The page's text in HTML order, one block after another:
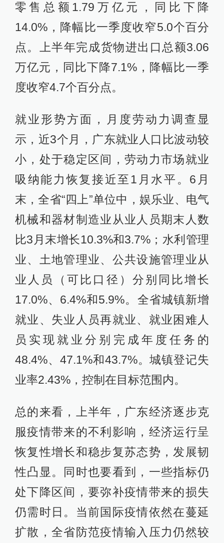
零售总额1.79万亿元，同比下降
14.0%，降幅比一季度收窄5.0个百分
点。上半年完成货物进出口总额3.06
万亿元，同比下降7.1%，降幅比一季
度收窄4.7个百分点。
就业形势方面，月度劳动力调查显
示，近3个月，广东就业人口比波动较
小，处于稳定区间，劳动力市场就业
吸纳能力恢复接近至1月水平。6月
末，全省“四上”单位中，娱乐业、电气
机械和器材制造业从业人员期末人数
比3月末增长10.3%和3.7%；水利管理
业、土地管理业、公共设施管理业从
业人员（可比口径）分别同比增长
17.0%、6.4%和5.9%。全省城镇新增
就业、失业人员再就业、就业困难人
员实现就业分别完成年度任务的
48.4%、47.1%和43.7%。城镇登记失
业率2.43%，控制在目标范围内。
总的来看，上半年，广东经济逐步克
服疫情带来的不利影响，经济运行呈
恢复性增长和稳步复苏态势，发展韧
性凸显。同时也要看到，一些指标仍
处下降区间，要弥补疫情带来的损失
仍需时日。当前国际疫情依然在蔓延
扩散，全省防范疫情输入压力仍然较